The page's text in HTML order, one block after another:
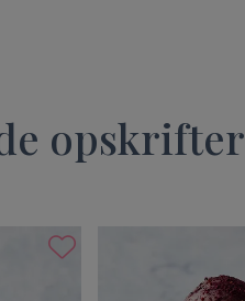
opskrifter